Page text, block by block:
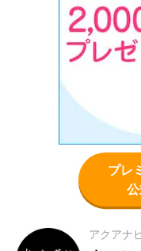
プレ
アクアナ